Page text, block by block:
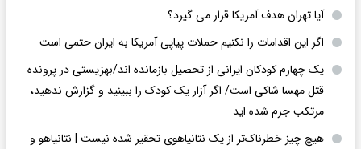
آیا تهران هدف آمریکا قرار می گیرد؟
اگر این اقدامات را نکنیم حملات پیاپی آمریکا به ایران حتمی است
یک چهارم کودکان ایرانی از تحصیل بازمانده اند/بهزیستی در پرونده
قتل مهسا شاکی است/ اگر آزار یک کودک را ببینید و گزارش ندهید،
مرتکب جرم شده اید
هیچ چیز خطرناک‌تر از یک نتانیاهوی تحقیر شده نیست | نتانیاهو و